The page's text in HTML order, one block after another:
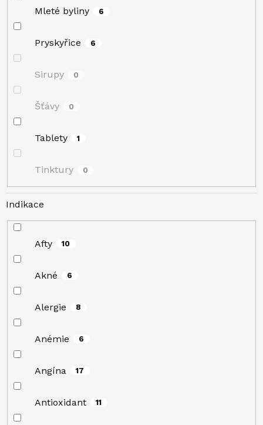
Mleté byliny 6
Pryskyřice 6
Sirupy 0
Šťávy 0
Tablety 1
Tinktury 0
Indikace
Afty 10
Akné 6
Alergie 8
Anémie 6
Angína 17
Antioxidant 11